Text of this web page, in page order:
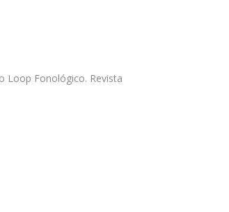
Loop Fonológico. Revista